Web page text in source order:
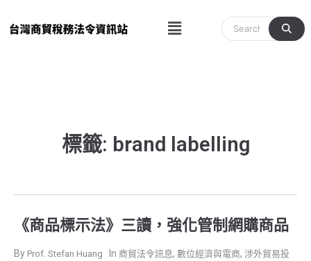
Menu
標籤: brand labelling
《商品標示法》三讀，強化管制網購商品
Prof. Stefan Huang 商貿法令訊息, 數位經濟與電商, 涉外貿易投